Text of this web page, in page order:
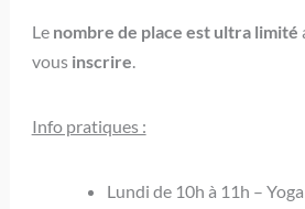
Lenombre de place est ultra limité
vous inscrire.
Info pratiques :
Lundi de 10h à 11h –